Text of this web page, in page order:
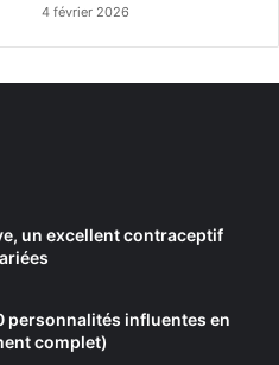
4 février 2026
un excellent contraceptif
personnalités influentes en
complet)